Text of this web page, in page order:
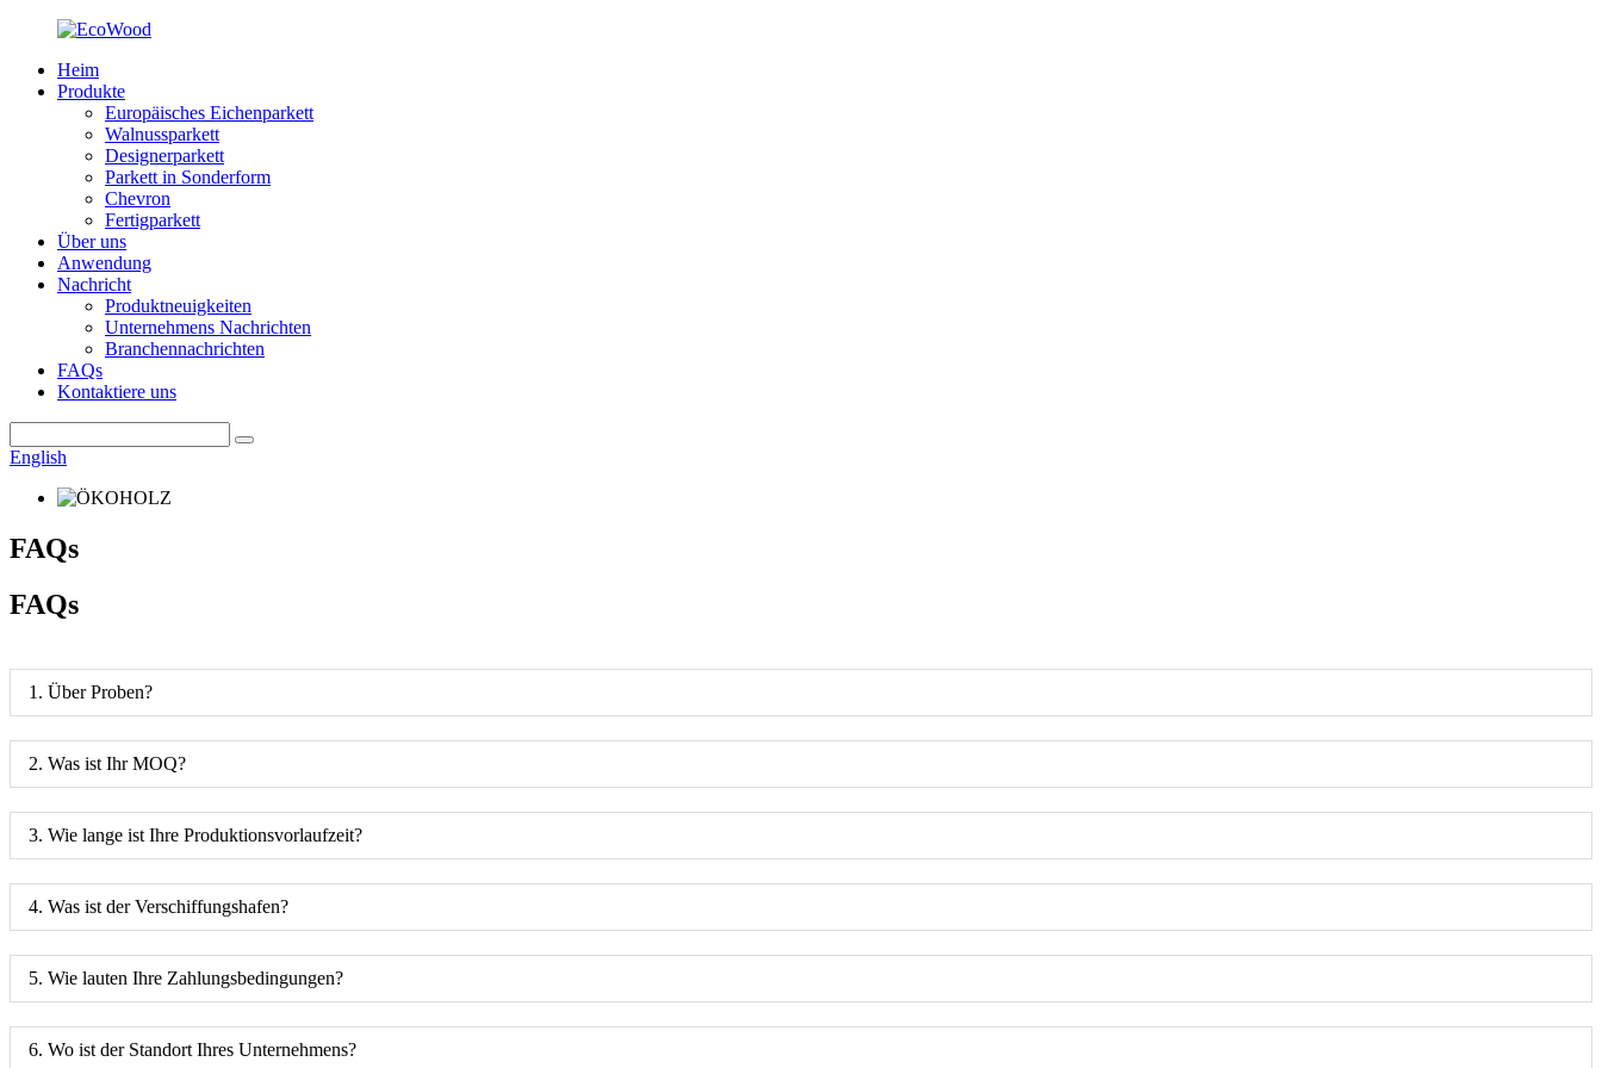
Heim
Produkte
Europäisches Eichenparkett
Walnussparkett
Designerparkett
Parkett in Sonderform
Chevron
Fertigparkett
Über uns
Anwendung
Nachricht
Produktneuigkeiten
Unternehmens Nachrichten
Branchennachrichten
FAQs
Kontaktiere uns
English
FAQs
FAQs
1. Über Proben?
2. Was ist Ihr MOQ?
3. Wie lange ist Ihre Produktionsvorlaufzeit?
4. Was ist der Verschiffungshafen?
5. Wie lauten Ihre Zahlungsbedingungen?
6. Wo ist der Standort Ihres Unternehmens?